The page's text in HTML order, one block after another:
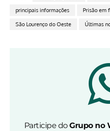
principais informações Prisão em
São Lourenço do Oeste Últimas
Participe doGrupo no